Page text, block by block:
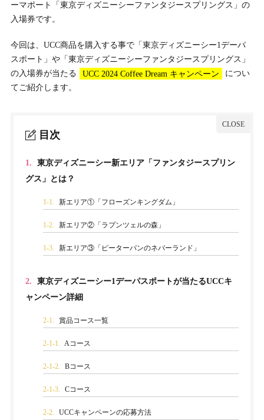
ーマポート「東京ディズニーシーファンタジースプリングス」の
入場券です。
今回は、UCC商品を購入する事で「東京ディズニーシー1デーパ
スポート」や「東京ディズニーシーファンタジースプリングス」
の入場券が当たる
UCC 2024 Coffee Dream キャンペーン
につい
てご紹介します。
目次
1.
東京ディズニーシー新エリア「ファンタジースプリン
グス」とは？
1-1. 新エリア①「フローズンキングダム」
1-2. 新エリア②「ラプンツェルの森」
1-3. 新エリア③「ピーターパンのネバーランド」
2.
東京ディズニーシー1デーパスポートが当たるUCCキ
ャンペーン詳細
2-1. 賞品コース一覧
2-1-1. Aコース
2-1-2. Bコース
2-1-3. Cコース
2-2. UCCキャンペーンの応募方法